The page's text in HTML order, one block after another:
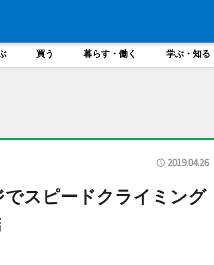
買う 暮らす・働く 学ぶ・知る
2019.04.26
スピードクライミング